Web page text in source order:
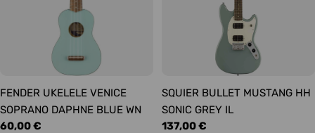
FENDER UKELELE VENICE
SOPRANO DAPHNE BLUE WN
Precio
60,00 €
SQUIER BULLET MUSTANG HH
SONIC GREY IL
Precio
137,00 €